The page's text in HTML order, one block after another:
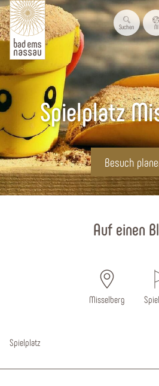
Suchen Nl
Spielplatz
Besuch
Auf einen
Misselberg
Spielplatz